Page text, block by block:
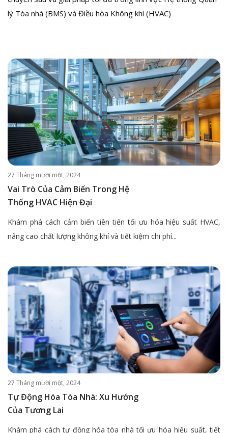
lý Tòa nhà (BMS) và Điều hòa Không khí (HVAC)
27 Tháng mười một, 2024
Vai Trò Của Cảm Biến Trong Hệ
Thống HVAC Hiện Đại
Khám phá cách cảm biến tiên tiến tối ưu hóa hiệu suất HVAC,
nâng cao chất lượng không khí và tiết kiệm chi phí...
27 Tháng mười một, 2024
Tự Động Hóa Tòa Nhà: Xu Hướng
Của Tương Lai
Khám phá cách tự động hóa tòa nhà tối ưu hóa hiệu suất, tiết